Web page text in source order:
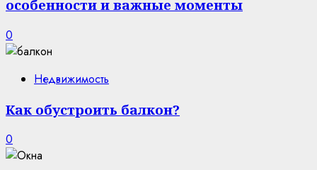
особенности и важные моменты
0
Недвижимость
Как обустроить балкон?
0